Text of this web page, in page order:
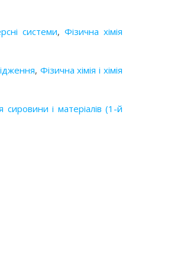
системи, Фізична хімія
, Фізична хімія і хімія
і матеріалів (1-й